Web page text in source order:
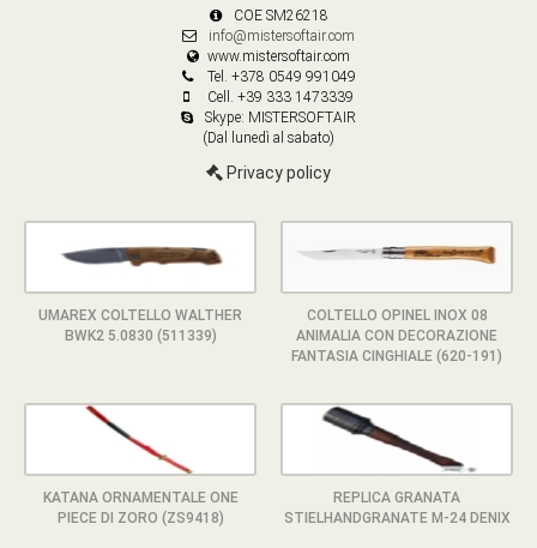
COE SM26218
info@mistersoftair.com
www.mistersoftair.com
Tel. +378 0549 991049
Cell. +39 333 1473339
Skype: MISTERSOFTAIR
(Dal lunedì al sabato)
Privacy policy
UMAREX COLTELLO WALTHER
BWK2 5.0830 (511339)
COLTELLO OPINEL INOX 08
ANIMALIA CON DECORAZIONE
FANTASIA CINGHIALE (620-191)
KATANA ORNAMENTALE ONE
PIECE DI ZORO (ZS9418)
REPLICA GRANATA
STIELHANDGRANATE M-24 DENIX